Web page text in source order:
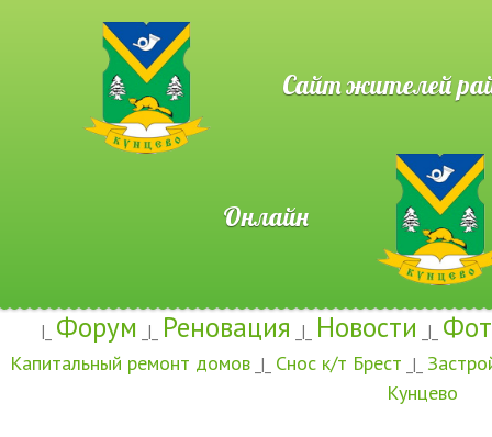
Сайт жителей
Онлайн
|_ Форум _|_ Реновация _|_ Новости _|_
Капитальный ремонт домов _|_ Снос к/т Брест _|_
Кунцево